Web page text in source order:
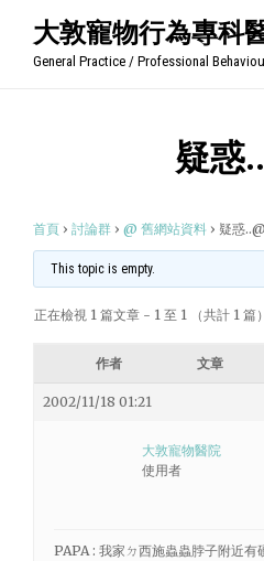
大敦寵物行為專科
General Practice / Professional
疑惑
首頁 › 討論群 › @ 舊網站資料 › 疑惑
This topic is empty.
正在檢視 1 篇文章 - 1 至 1 （共計 1 篇）
作者 文章
2002/11/18 01:21
大敦寵物醫院
使用者
PAPA : 我家ㄉ西施蟲蟲脖子附近有